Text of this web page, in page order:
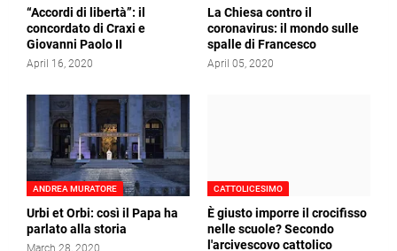
“Accordi di libertà”: il
concordato di Craxi e
Giovanni Paolo II
April 16, 2020
La Chiesa contro il
coronavirus: il mondo sulle
spalle di Francesco
April 05, 2020
ANDREA MURATORE
Urbi et Orbi: così il Papa ha
parlato alla storia
March 28, 2020
CATTOLICESIMO
È giusto imporre il crocifisso
nelle scuole? Secondo
l'arcivescovo cattolico